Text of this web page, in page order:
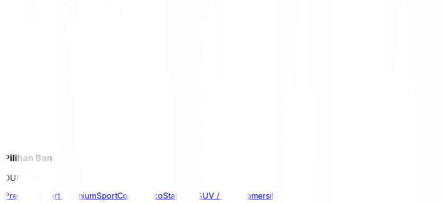
Pilihan Ban
DUNLOP
Premium
Smart PremiumSportComfort EcoStandard SUV / 4WD
Komersil